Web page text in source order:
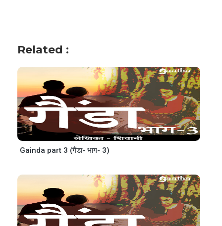
Related :
Gainda part 3 (गैंडा- भाग- 3)